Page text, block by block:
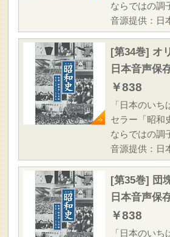
ならではの
音源提供：
[第34巻] オ
日本音声保
￥838
「日本のい
セラー「昭和
ならではの
音源提供：
[第35巻] 団
日本音声保
￥838
「日本のい